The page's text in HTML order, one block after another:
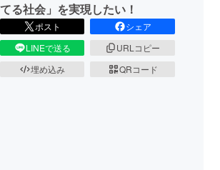
てる社会」を実現したい！
ポスト
シェア
LINEで送る
URLコピー
埋め込み
QRコード